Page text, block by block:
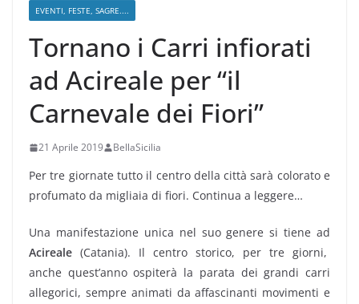
EVENTI, FESTE, SAGRE....
Tornano i Carri infiorati
ad Acireale per “il
Carnevale dei Fiori”
21 Aprile 2019 BellaSicilia
Per tre giornate tutto il centro della città sarà colorato e
profumato da migliaia di fiori. Continua a leggere…
Una manifestazione unica nel suo genere si tiene ad
Acireale (Catania). Il centro storico, per tre giorni,
anche quest’anno ospiterà la parata dei grandi carri
allegorici, sempre animati da affascinanti movimenti e